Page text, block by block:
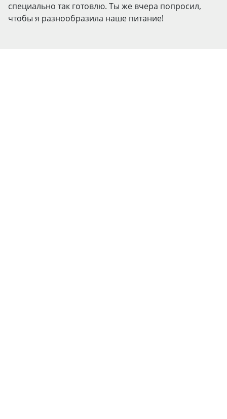
специально так готовлю. Ты же вчера попросил,
чтобы я разнообразила наше питание!